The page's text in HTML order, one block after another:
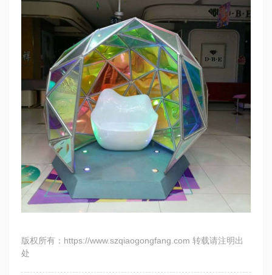
版权所有：https://www.szqiaogongfang.com 转载请注明出
处